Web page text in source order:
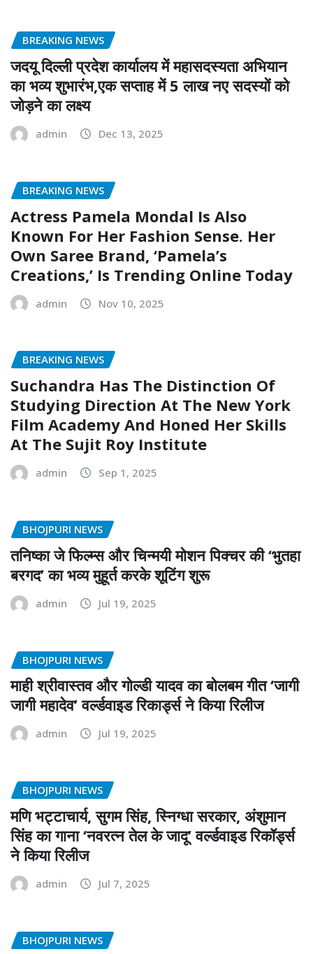
BREAKING NEWS
जदयू दिल्ली प्रदेश कार्यालय में महासदस्यता अभियान
का भव्य शुभारंभ,एक सप्ताह में 5 लाख नए सदस्यों को
जोड़ने का लक्ष्य
admin Dec 13, 2025
BREAKING NEWS
Actress Pamela Mondal Is Also
Known For Her Fashion Sense. Her
Own Saree Brand, ‘Pamela’s
Creations,’ Is Trending Online Today
admin Nov 10, 2025
BREAKING NEWS
Suchandra Has The Distinction Of
Studying Direction At The New York
Film Academy And Honed Her Skills
At The Sujit Roy Institute
admin Sep 1, 2025
BHOJPURI NEWS
तनिष्का जे फिल्म्स और चिन्मयी मोशन पिक्चर की ‘भुतहा
बरगद’ का भव्य मुहूर्त करके शूटिंग शुरू
admin Jul 19, 2025
BHOJPURI NEWS
माही श्रीवास्तव और गोल्डी यादव का बोलबम गीत ‘जागी
जागी महादेव’ वर्ल्डवाइड रिकार्ड्स ने किया रिलीज
admin Jul 19, 2025
BHOJPURI NEWS
मणि भट्टाचार्य, सुगम सिंह, स्निग्धा सरकार, अंशुमान
सिंह का गाना ‘नवरत्न तेल के जादू’ वर्ल्डवाइड रिकॉर्ड्स
ने किया रिलीज
admin Jul 7, 2025
BHOJPURI NEWS